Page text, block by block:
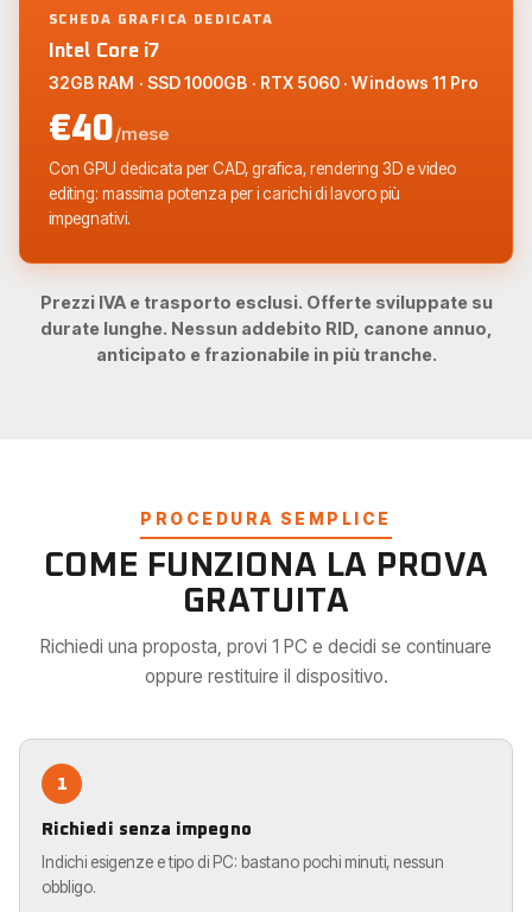
SCHEDA GRAFICA DEDICATA
Intel Core i7
32GB RAM · SSD 1000GB · RTX 5060 · Windows 11 Pro
€40/mese
Con GPU dedicata per CAD, grafica, rendering 3D e video
editing: massima potenza per i carichi di lavoro più
impegnativi.
Prezzi IVA e trasporto esclusi. Offerte sviluppate su
durate lunghe. Nessun addebito RID, canone annuo,
anticipato e frazionabile in più tranche.
PROCEDURA SEMPLICE
COME FUNZIONA LA PROVA
GRATUITA
Richiedi una proposta, provi 1 PC e decidi se continuare
oppure restituire il dispositivo.
1
Richiedi senza impegno
Indichi esigenze e tipo di PC: bastano pochi minuti, nessun
obbligo.